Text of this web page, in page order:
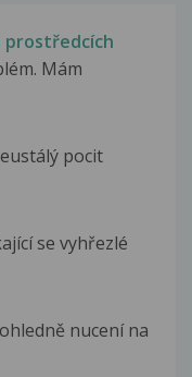
prostředcích
Mám
pocit
se vyhřezlé
nucení na